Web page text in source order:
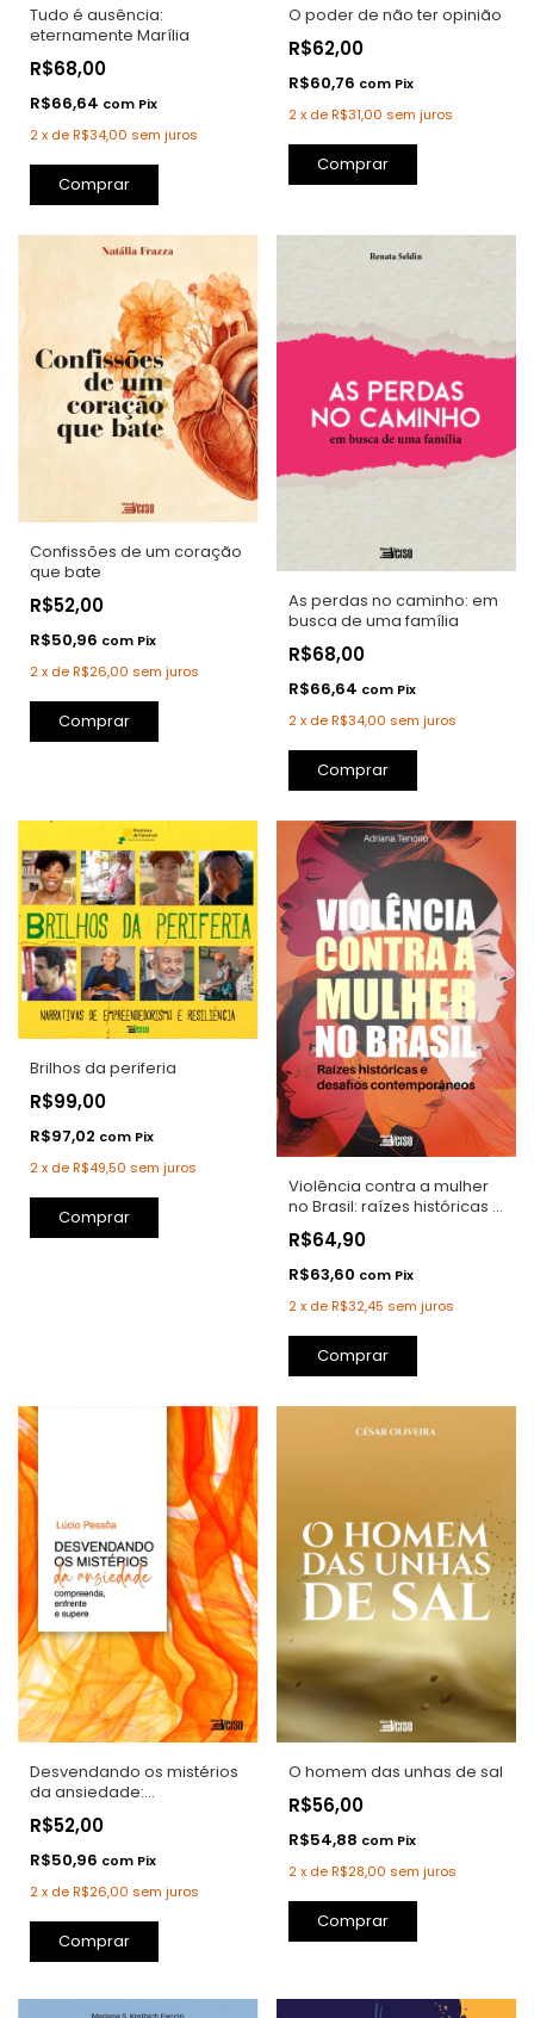
Tudo é ausência:
eternamente Marília
R$68,00
R$66,64 com Pix
2x deR$34,00 sem juros
Comprar
O poder de não ter opinião
R$62,00
R$60,76 com Pix
2 x deR$31,00 sem juros
Confissões de um coração
que bate
R$52,00
R$50,96 com Pix
2x deR$26,00 sem juros
Comprar
As perdas no caminho: em
busca de uma família
R$68,00
R$66,64 com Pix
2 x deR$34,00 sem juros
Comprar
Brilhos da periferia
R$99,00
R$97,02 com Pix
2x deR$49,50 sem juros
Comprar
Violência contra a mulher
no Brasil: raízes históricas e
desafios contemporâneos
R$64,90
R$63,60 com Pix
2 x deR$32,45 sem juros
Comprar
Desvendando os mistérios
da ansiedade:
compreenda, enfrente e
supere
R$52,00
R$50,96 com Pix
2x deR$26,00 sem juros
O homem das unhas de sal
R$56,00
R$54,88 com Pix
2 x deR$28,00 sem juros
Comprar